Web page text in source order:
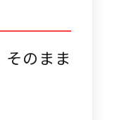
そのまま